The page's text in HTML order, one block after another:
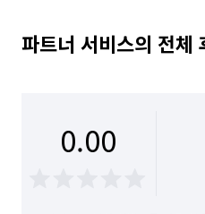
파트너 서비스의 전체
0.00